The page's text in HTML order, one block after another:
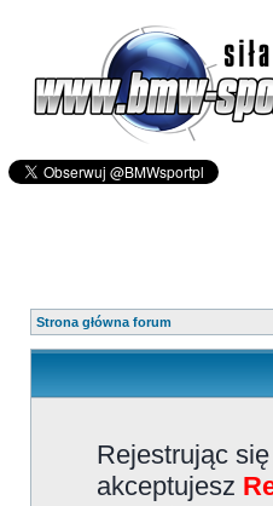
Strona główna forum
Rejestrując
akceptujesz